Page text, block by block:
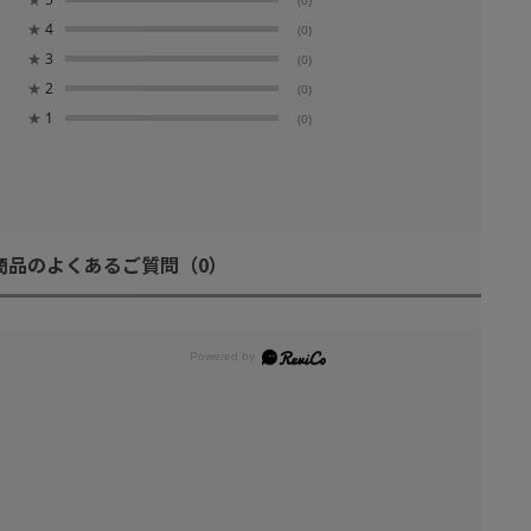
★ 4 (0)
★ 3 (0)
★ 2 (0)
★ 1 (0)
品のよくあるご質問 （0）